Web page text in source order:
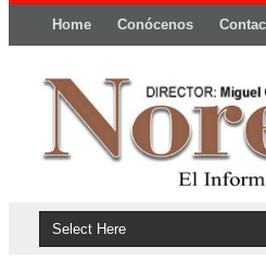
Home Conócenos